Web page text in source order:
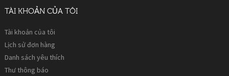
TÀI KHOẢN CỦA TÔI
Tài khoản của tôi
Lịch sử đơn hàng
Danh sách yêu thích
Thư thông báo